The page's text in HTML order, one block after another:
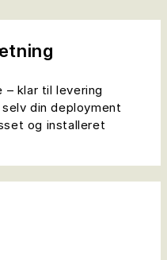
– klar til levering
din deployment
og installeret